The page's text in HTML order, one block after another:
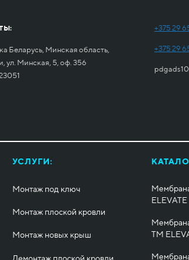
Беларусь, Минская область,
ул. Минская, 5, оф. 356
+375 29
+375 29
УСЛУГИ:
Монтаж под ключ
Монтаж плоской кровли
Монтаж новых крыш
Демонтаж плоской кровли
ELEVATE
ТМ